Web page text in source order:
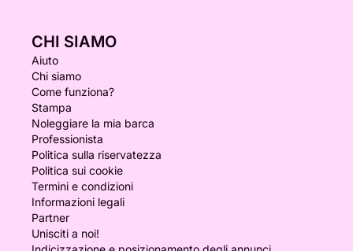
CHI SIAMO
Aiuto
Chi siamo
Come funziona?
Stampa
Noleggiare la mia barca
Professionista
Politica sulla riservatezza
Politica sui cookie
Termini e condizioni
Informazioni legali
Partner
Unisciti a noi!